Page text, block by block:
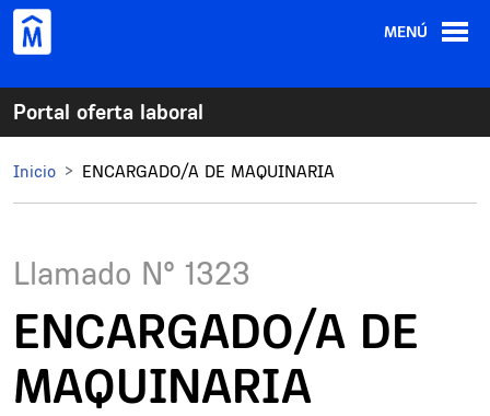
Pasar al contenido principal
MENÚ
Portal oferta laboral
Inicio ENCARGADO/A DE MAQUINARIA
Llamado N° 1323
ENCARGADO/A DE
MAQUINARIA